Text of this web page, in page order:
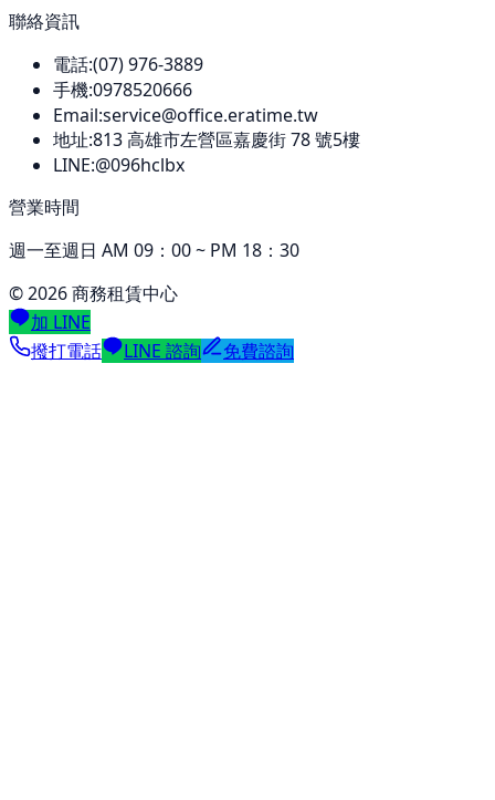
聯絡資訊
電話:(07) 976-3889
手機:0978520666
Email:service@office.eratime.tw
地址:813高雄市左營區嘉慶街 78 號5樓
LINE:@096hclbx
營業時間
週一至週日 AM 09：00 ~ PM 18：30
©2026商務租賃中心
加 LINE
撥打電話
LINE 諮詢 免費諮詢